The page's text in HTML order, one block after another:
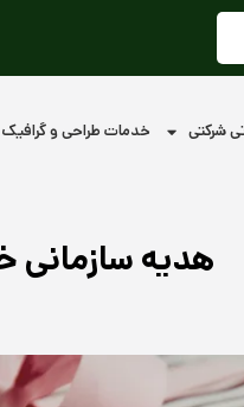
شرکتی خدمات طراحی و گرافیک
هدیه